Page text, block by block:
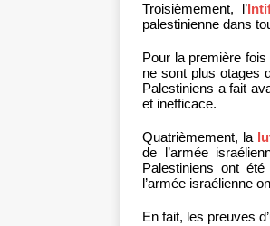
Troisièmement, l’
palestinienne dans
Pour la première
ne sont plus otages
Palestiniens a fait
et inefficace.
Quatrièmement, la
de l’armée
Palestiniens ont
l’armée israélienne
En fait, les preuves